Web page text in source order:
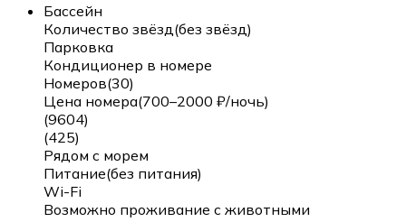
Бассейн
Количество звёзд(без звёзд)
Парковка
Кондиционер в номере
Номеров(30)
Цена номера(700–2000 ₽/ночь)
(9604)
(425)
Рядом с морем
Питание(без питания)
Wi-Fi
Возможно проживание с животными